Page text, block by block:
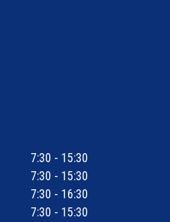
7:30 - 15:30
7:30 - 15:30
7:30 - 16:30
7:30 - 15:30